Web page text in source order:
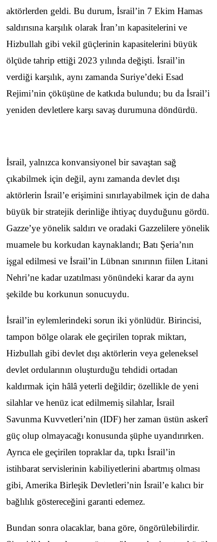
aktörlerden geldi. Bu durum, İsrail’in 7 Ekim Hamas
saldırısına karşılık olarak İran’ın kapasitelerini ve
Hizbullah gibi vekil güçlerinin kapasitelerini büyük
ölçüde tahrip ettiği 2023 yılında değişti. İsrail’in
verdiği karşılık, aynı zamanda Suriye’deki Esad
Rejimi’nin çöküşüne de katkıda bulundu; bu da İsrail’i
yeniden devletlere karşı savaş durumuna döndürdü.
İsrail, yalnızca konvansiyonel bir savaştan sağ
çıkabilmek için değil, aynı zamanda devlet dışı
aktörlerin İsrail’e erişimini sınırlayabilmek için de daha
büyük bir stratejik derinliğe ihtiyaç duyduğunu gördü.
Gazze’ye yönelik saldırı ve oradaki Gazzelilere yönelik
muamele bu korkudan kaynaklandı; Batı Şeria’nın
işgal edilmesi ve İsrail’in Lübnan sınırının fiilen Litani
Nehri’ne kadar uzatılması yönündeki karar da aynı
şekilde bu korkunun sonucuydu.
İsrail’in eylemlerindeki sorun iki yönlüdür. Birincisi,
tampon bölge olarak ele geçirilen toprak miktarı,
Hizbullah gibi devlet dışı aktörlerin veya geleneksel
devlet ordularının oluşturduğu tehdidi ortadan
kaldırmak için hâlâ yeterli değildir; özellikle de yeni
silahlar ve henüz icat edilmemiş silahlar, İsrail
Savunma Kuvvetleri’nin (IDF) her zaman üstün askerî
güç olup olmayacağı konusunda şüphe uyandırırken.
Ayrıca ele geçirilen topraklar da, tıpkı İsrail’in
istihbarat servislerinin kabiliyetlerini abartmış olması
gibi, Amerika Birleşik Devletleri’nin İsrail’e kalıcı bir
bağlılık göstereceğini garanti edemez.
Bundan sonra olacaklar, bana göre, öngörülebilirdir.